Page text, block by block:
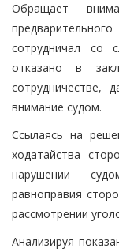
Обращает
сотрудничал со
отказано в
сотрудничестве,
внимание судом.
Ссылаясь на
ходатайства
нарушении
равноправия
рассмотрении
Анализируя